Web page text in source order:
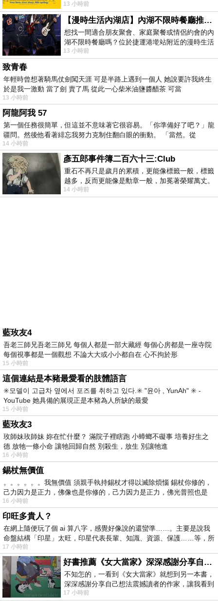
楚這種感覺，你我之間的那種感覺，現
13 小時前
【漫時生活內湖店】內湖不限時餐廳推薦｜捷運港墘站美食，聚餐、約會、家庭聚會首選，正餐甜點一次滿足
想找一間適合朋友聚會、家庭聚餐或情侶約會的內
湖不限時餐廳嗎？位於捷運港墘站附近的漫時生活
內湖店，從捷運站步行約4分鐘即可抵
13 小時前
致青春
年輕時曾想著騎馬仗劍闖天涯 可是半路上遇到一個人 她說要許我終生
於是我一激動 當了劍 賣了馬 從此一心柴米油鹽醬醋茶 可當
13 小時前
阿龍阿我 57
第一個任務很簡單，但這並不意味著它很容易。「你準備好了吧？」龍
疆問。然後他看著緋忘我努力克制住翻白眼的衝動。 「當然。從
14 小時前
彥五郎事件簿二百六十三:Club
重石不再只是歲月的累積，更能像標籤一般，標籤
越多，反而更能像是勳章一般，加冕著榮耀萬丈。
習慣一如縱容，成了再難輕輕放下的罪證
14 小時前
藍玫友4
吾老三師兄吾老三師兄 每個人都是一部大藏經 每個心房都是一座寺院
每個視事都是一個觀想 不論大大或小小都自在 心不拘於形
15 小時前
這個連結是本豬最愛看的肢體語言
✳️모델이 고급차 옆에서 포즈를 취하고 있다.✳️ "윤아 , YunAh" ✳️ -
YouTube 她具備的展現正是本豬為人所缺的最愛
15 小時前
藍玫友3
玫師妹玫師妹 妳在忙什麼？ 滿院子裡瞎跑 小蟑螂不礙事 培養好生之
德 放牠一條小命 讓牠回歸自然 別殺生，放生 別讓牠進
16 小時前
錫杖無價值
。。。。。。我無價值 須親手執持錫杖才得以滅除煩惱 錫杖你修的，
己力因力是正力，佛像也是你修的，己力因力是正力，佛光普照也是
16 小時前
印旺多貴人？
在網上隨便玩了個 ai 算八字，感覺好像說的還蠻準……。主要是說我
命盤結構「印星」太旺，印星代表長輩、知識、資源、保護……等，所
17 小時前
好書推薦《女大當家》深深感謝分享自己想法震撼讀者的作家，讓我看到不同樣貌的家庭！
不知怎的，一看到《女大當家》就想到另一本書，
深深感謝分享自己想法震撼讀者的作家，讓我看到
不同樣貌的家庭！ 《女大
17 小時前